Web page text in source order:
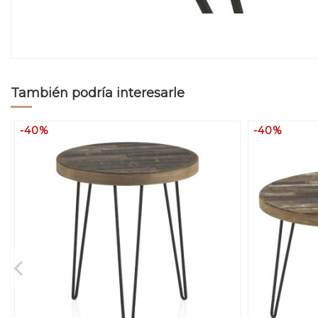
También podría interesarle
-40% -40%